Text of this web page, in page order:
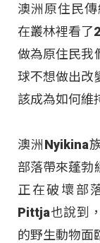
澳洲原住民
在叢林裡看了
做為原住民我
球不想做出改
該成為如何維
澳洲Nyikina
部落帶來蓬勃
正在破壞部
Pittja也說到
的野生動物面